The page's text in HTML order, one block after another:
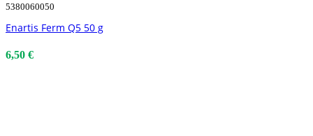
5380060050
Enartis Ferm Q5 50 g
6,50 €